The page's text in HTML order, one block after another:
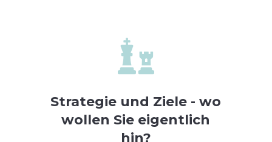

Strategie und Ziele - wo
wollen Sie eigentlich
hin?